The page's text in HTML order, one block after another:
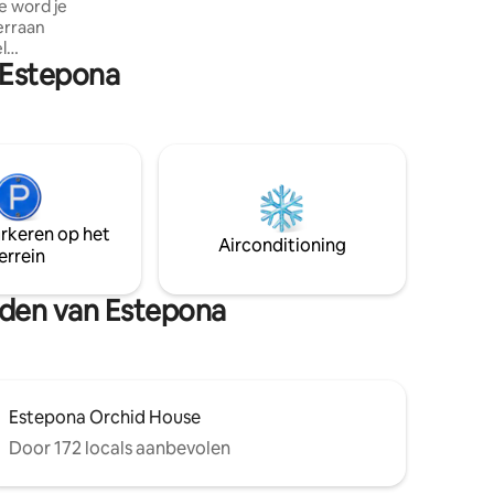
word je
en
op het
Airconditioning
van Estepona
Estepona Orchid House
Door 172 locals aanbevolen